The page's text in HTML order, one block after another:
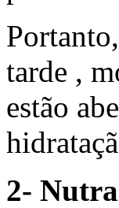
tarde ,
estão
2-